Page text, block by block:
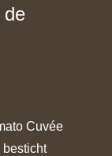
de
Cuvée
besticht